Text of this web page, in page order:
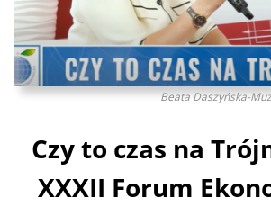
Beata Daszyńska-
Czy to czas na
XXXII Forum